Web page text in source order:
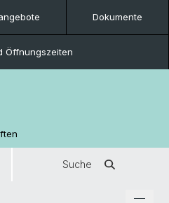
Dokumente
Öffnungszeiten
Suche